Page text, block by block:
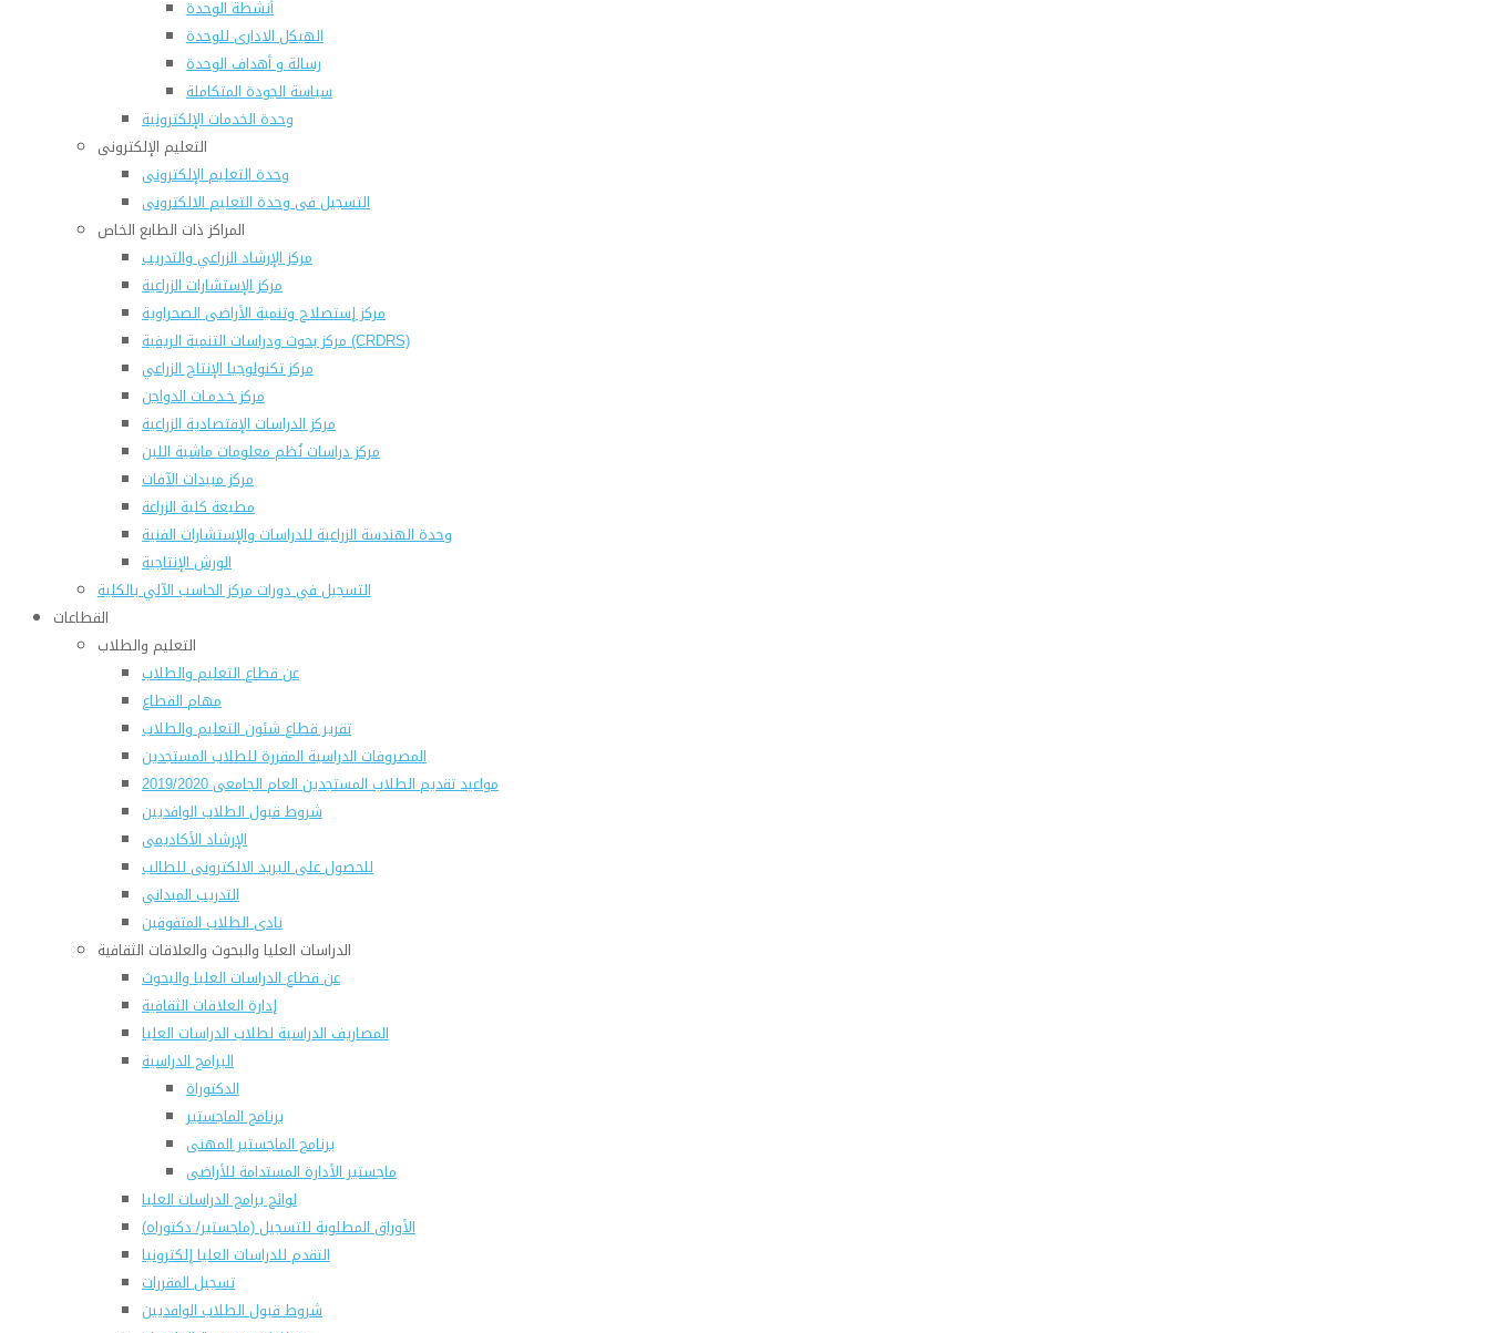
أنشطة الوحدة
الهيكل الادارى للوحدة
رسالة و أهداف الوحدة
سياسة الجودة المتكاملة
وحدة الخدمات الإلكترونية
التعليم الإلكترونى
وحدة التعليم الإلكترونى
التسجيل فى وحدة التعليم الالكترونى
المراكز ذات الطابع الخاص
مركز الإرشاد الزراعي والتدريب
مركز الإستشارات الزراعية
مركز إستصلاح وتنمية الأراضى الصحراوية
مركز بحوث ودراسات التنمية الريفية (CRDRS)
مركز تكنولوجيا الإنتاج الزراعي
مركز خـدمـات الدواجن
مركز الدراسات الإقتصادية الزراعية
مركز دراسات نُظم معلومات ماشية اللبن
مركز مبيدات الآفات
مطبعة كلية الزراعة
وحدة الهندسة الزراعية للدراسات والإستشارات الفنية
الورش الإنتاجية
التسجيل في دورات مركز الحاسب الآلي بالكلية
القطاعات
التعليم والطلاب
عن قطاع التعليم والطلاب
مهام القطاع
تقرير قطاع شئون التعليم والطلاب
المصروفات الدراسية المقررة للطلاب المستجدين
مواعيد تقديم الطلاب المستجدين العام الجامعى 2019/2020
شروط قبول الطلاب الوافديين
الإرشاد الأكاديمى
للحصول على البريد الالكترونى للطالب
التدريب الميداني
نادى الطلاب المتفوقين
الدراسات العليا والبحوث والعلاقات الثقافية
عن قطاع الدراسات العليا والبحوث
إدارة العلاقات الثقافية
المصاريف الدراسية لطلاب الدراسات العليا
البرامج الدراسية
الدكتوراة
برنامج الماجستير
برنامج الماجستير المهنى
ماجستير الأدارة المستدامة للأراضى
لوائح برامج الدراسات العليا
(الأوراق المطلوبة للتسجيل (ماجستير/ دكتوراه
التقدم للدراسات العليا إلكترونيا
تسجيل المقررات
شروط قبول الطلاب الوافديين